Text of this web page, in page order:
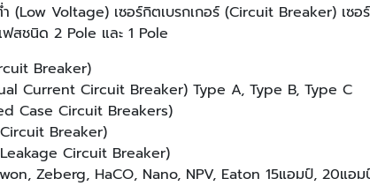
(Low Voltage) เซอร์กิตเบรกเกอร์ (Circuit Breaker) เซ
ฟสชนิด 2 Pole และ 1 Pole
Breaker)
Current Circuit Breaker) Type A, Type B, Type C
Case Circuit Breakers)
Circuit Breaker)
Leakage Circuit Breaker)
Zeberg, HaCO, Nano, NPV, Eaton 15แอมป์, 20แ